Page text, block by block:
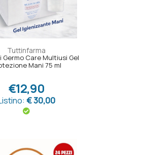
Tuttinfarma
Germo Care Multiusi Gel
Mani 75 ml
€12,90
€ 30,00